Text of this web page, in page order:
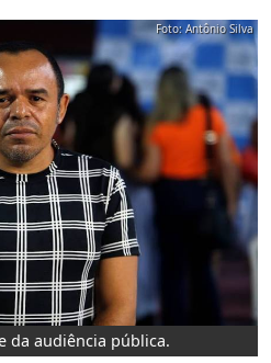
da audiência pública.
Foto: Antônio Silva